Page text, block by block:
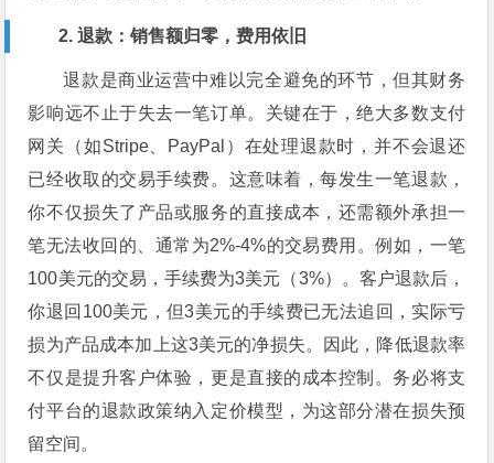
2. 退款：销售额归零，费用依旧
退款是商业运营中难以完全避免的环节，但其财务
影响远不止于失去一笔订单。关键在于，绝大多数支付
网关（如Stripe、PayPal）在处理退款时，并不会退还
已经收取的交易手续费。这意味着，每发生一笔退款，
你不仅损失了产品或服务的直接成本，还需额外承担一
笔无法收回的、通常为2%-4%的交易费用。例如，一笔
100美元的交易，手续费为3美元（3%）。客户退款后，
你退回100美元，但3美元的手续费已无法追回，实际亏
损为产品成本加上这3美元的净损失。因此，降低退款率
不仅是提升客户体验，更是直接的成本控制。务必将支
付平台的退款政策纳入定价模型，为这部分潜在损失预
留空间。